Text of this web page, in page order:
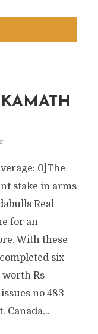
0]The
stake in arms
Real
for an
With these
six
Rs
no 483
Canada...